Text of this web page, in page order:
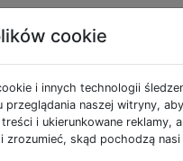
Apple Tagi
cookie
i innych technologii
naszej witryny,
i ukierunkowane reklamy,
zrozumieć, skąd pochodzą nasi